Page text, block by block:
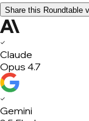
Share this Roundtable
✓
Claude
Opus 4.7
✓
Gemini